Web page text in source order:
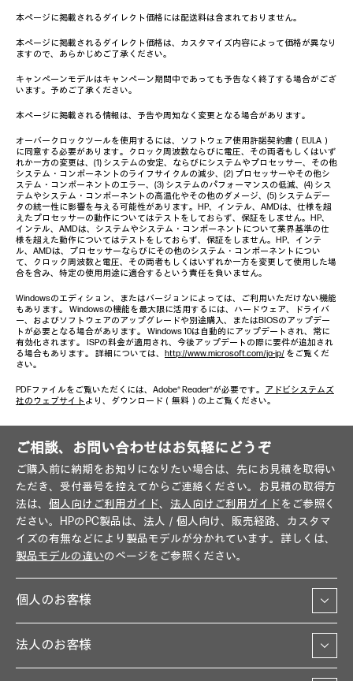
本ページに掲載されるダイレクト価格には配送料は含まれておりません。
本ページに掲載されるダイレクト価格は、カスタマイズ内容によって価格が異なり
ますので、あらかじめご了承ください。
キャンペーンモデルはキャンペーン期間中であっても予告なく終了する場合がござ
います。予めご了承ください。
本ページに掲載される情報は、予告や周知なく変更となる場合があります。
オーバークロックツールを使用するには、ソフトウェア使用許諾契約書（EULA）
に同意する必要があります。クロック周波数ならびに電圧、その両者もしくはいず
れか一方の変更は、(1) システムの安定、ならびにシステムやプロセッサー、その他
システム・コンポーネントのライフサイクルの減少、(2) プロセッサーやその他シ
ステム・コンポーネントのエラー、(3) システムのパフォーマンスの低減、(4) シス
テムやシステム・コンポーネントの高温化やその他のダメージ、(5) システムデー
タの統一性に影響を与える可能性があります。HP、インテル、AMDは、仕様を超
えたプロセッサーの動作についてはテストをしておらず、保証をしません。HP、
インテル、AMDは、システムやシステム・コンポーネントについて業界基準の仕
様を超えた動作についてはテストをしておらず、保証をしません。HP、インテ
ル、AMDは、プロセッサーならびにその他のシステム・コンポーネントについ
て、クロック周波数と電圧、その両者もしくはいずれか一方を変更して使用した場
合を含み、特定の使用用途に適合するという責任を負いません。
Windowsのエディション、またはバージョンによっては、ご利用いただけない機能
もあります。 Windowsの機能を最大限に活用するには、ハードウェア、ドライバ
ー、およびソフトウェアのアップグレードや別途購入、またはBIOSのアップデー
トが必要となる場合があります。 Windows 10は自動的にアップデートされ、常に
有効化されます。 ISPの料金が適用され、今後アップデートの際に要件が追加され
る場合もあります。 詳細については、 http://www.microsoft.com/ja-jp/ をご覧くだ
さい。
PDFファイルをご覧いただくには、Adobe® Reader®が必要です。 アドビシステムズ
社のウェブサイト より、ダウンロード（無料）の上ご覧ください。
ご相談、お問い合わせはお気軽にどうぞ
ご購入前に納期をお知りになりたい場合は、先にお見積を取得い
ただき、受付番号を控えてからご連絡ください。お見積の取得方
法は、 個人向けご利用ガイド、 法人向けご利用ガイドをご参照く
ださい。HPのPC製品は、法人／個人向け、販売経路、カスタマ
イズの有無などにより製品モデルが分かれています。詳しくは、
製品モデルの違いのページをご参照ください。
個人のお客様
法人のお客様